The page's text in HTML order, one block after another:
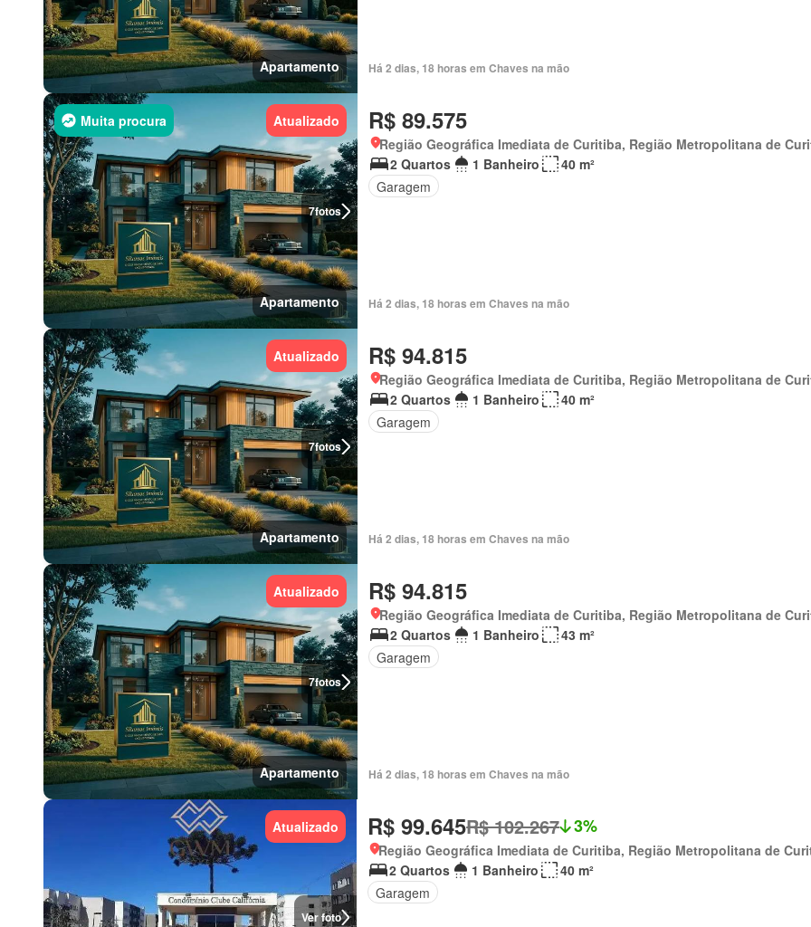
Apartamento Há 2 dias, 18 horas em Chaves na mão
7fotos
Muita procura Atualizado
Apartamento
R$ 89.575
Região Geográfica Imediata de Curitiba, Região Metropolitana de
2 Quartos
1 Banheiro
40 m²
Garagem
Há 2 dias, 18 horas em Chaves na mão
7fotos
Atualizado
Apartamento
R$ 94.815
Região Geográfica Imediata de Curitiba, Região Metropolitana de
2 Quartos
1 Banheiro
40 m²
Garagem
Há 2 dias, 18 horas em Chaves na mão
7fotos
Atualizado
Apartamento
R$ 94.815
Região Geográfica Imediata de Curitiba, Região Metropolitana de
2 Quartos
1 Banheiro
43 m²
Garagem
Há 2 dias, 18 horas em Chaves na mão
Ver foto
Atualizado R$ 99.645R$ 102.267 3%
Região Geográfica Imediata de Curitiba, Região Metropolitana de
2 Quartos
1 Banheiro
40 m²
Garagem